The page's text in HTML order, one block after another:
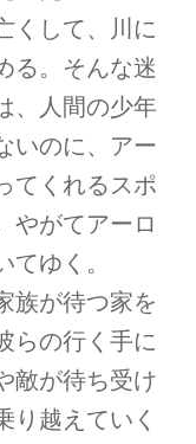
くして、川に
る。そんな迷
、人間の少年
いのに、アー
てくれるスポ
やがてアーロ
ゆく。
族が待つ家を
らの行く手に
敵が待ち受け
り越えていく